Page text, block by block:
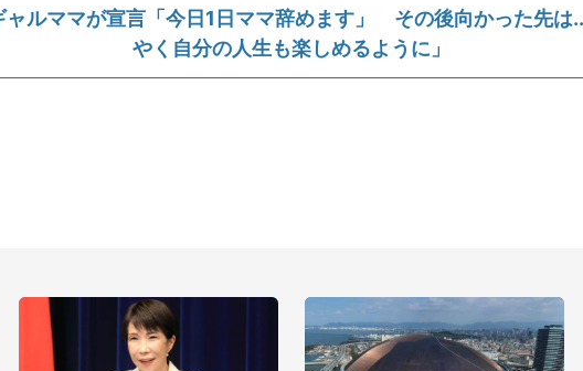
ャルママが宣言「今日1日ママ辞めます」 その後向かった先は
やく自分の人生も楽しめるように」